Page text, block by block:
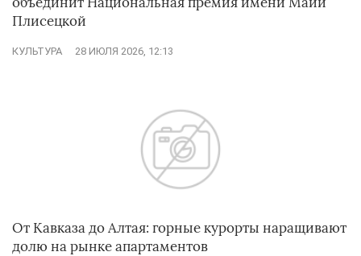
Плисецкой
КУЛЬТУРА 28 ИЮЛЯ 2026, 12:13
От Кавказа до Алтая: горные курорты наращивают
долю на рынке апартаментов